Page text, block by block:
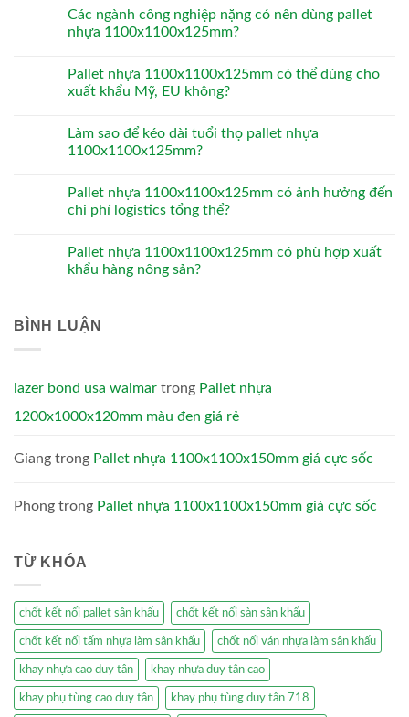
Các ngành công nghiệp nặng có nên dùng pallet
nhựa 1100x1100x125mm?
Pallet nhựa 1100x1100x125mm có thể dùng cho
xuất khẩu Mỹ, EU không?
Làm sao để kéo dài tuổi thọ pallet nhựa
1100x1100x125mm?
Pallet nhựa 1100x1100x125mm có ảnh hưởng đến
chi phí logistics tổng thể?
Pallet nhựa 1100x1100x125mm có phù hợp xuất
khẩu hàng nông sản?
BÌNH LUẬN
lazer bond usa walmar trong Pallet nhựa
1200x1000x120mm màu đen giá rẻ
Giang trong Pallet nhựa 1100x1100x150mm giá cực sốc
Phong trong Pallet nhựa 1100x1100x150mm giá cực sốc
TỪ KHÓA
chốt kết nối pallet sân khấu chốt kết nối sàn sân khấu
chốt kết nối tấm nhựa làm sân khấu chốt nối ván nhựa làm sân khấu
khay nhựa cao duy tân khay nhựa duy tân cao
khay phụ tùng cao duy tân khay phụ tùng duy tân 718